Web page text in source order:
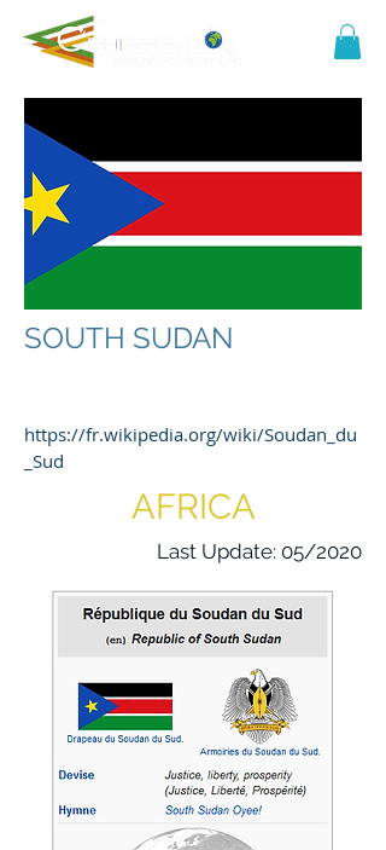
SOUTH SUDAN
https://fr.wikipedia.org/wiki/Soudan_du
_Sud
AFRICA
Last Update: 05/2020